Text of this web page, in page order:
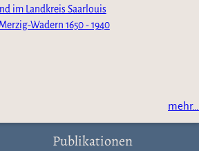
im Landkreis Saarlouis
Wadern 1650 - 1940
mehr…
Publikationen